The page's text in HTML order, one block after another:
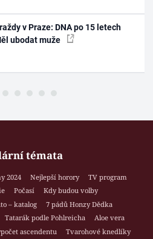
v Praze: DNA po 15 letech
ubodat muže
témata
2024 Nejlepší horory
TV program
Počasí
Kdy budou volby
– katalog
7 pádů Honzy Dědka
Tatarák podle Pohlreicha
Aloe vera
ascendentu
Tvarohové knedlíky